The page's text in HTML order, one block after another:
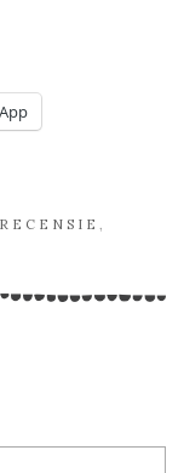
RECENSIE ,